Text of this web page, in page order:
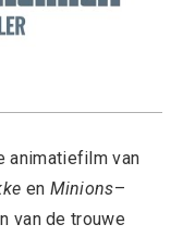
animatiefilm van
en Minions–
van de trouwe